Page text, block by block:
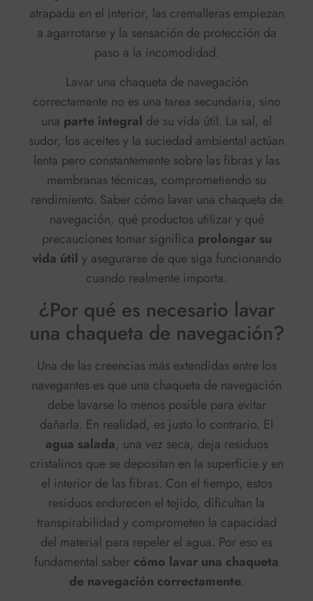
atrapada en el interior, las cremalleras empiezan
a agarrotarse y la sensación de protección da
paso a la incomodidad.
Lavar una chaqueta de navegación
correctamente no es una tarea secundaria, sino
una parte integral de su vida útil. La sal, el
sudor, los aceites y la suciedad ambiental actúan
lenta pero constantemente sobre las fibras y las
membranas técnicas, comprometiendo su
rendimiento. Saber cómo lavar una chaqueta de
navegación, qué productos utilizar y qué
precauciones tomar significa prolongar su
vida útil y asegurarse de que siga funcionando
cuando realmente importa.
¿Por qué es necesario lavar
una chaqueta de navegación?
Una de las creencias más extendidas entre los
navegantes es que una chaqueta de navegación
debe lavarse lo menos posible para evitar
dañarla. En realidad, es justo lo contrario. El
agua salada, una vez seca, deja residuos
cristalinos que se depositan en la superficie y en
el interior de las fibras. Con el tiempo, estos
residuos endurecen el tejido, dificultan la
transpirabilidad y comprometen la capacidad
del material para repeler el agua. Por eso es
fundamental saber cómo lavar una chaqueta
de navegación correctamente.